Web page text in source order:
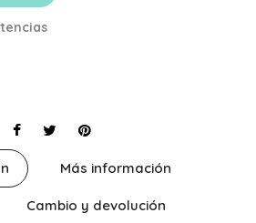
Más información
Cambio y devolución